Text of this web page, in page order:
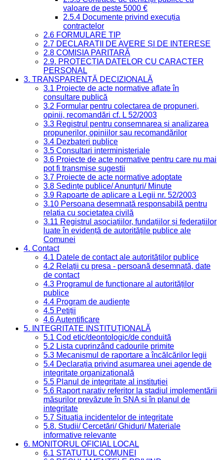
valoare de peste 5000 €
2.5.4 Documente privind execuția
contractelor
2.6 FORMULARE TIP
2.7 DECLARAȚII DE AVERE ȘI DE INTERESE
2.8 COMISIA PARITARĂ
2.9. PROTECȚIA DATELOR CU CARACTER
PERSONAL
3. TRANSPARENȚĂ DECIZIONALĂ
3.1 Proiecte de acte normative aflate în
consultare publică
3.2 Formular pentru colectarea de propuneri,
opinii, recomandări cf. L 52/2003
3.3 Registrul pentru consemnarea și analizarea
propunerilor, opiniilor sau recomandărilor
3.4 Dezbateri publice
3.5 Consultari interministeriale
3.6 Proiecte de acte normative pentru care nu mai
pot fi transmise sugestii
3.7 Proiecte de acte normative adoptate
3.8 Ședințe publice/ Anunțuri/ Minute
3.9 Rapoarte de aplicare a Legii nr. 52/2003
3.10 Persoana desemnată responsabilă pentru
relația cu societatea civilă
3.11 Registrul asociațiilor, fundațiilor și federațiilor
luate în evidență de autoritățile publice ale
Comunei
4. Contact
4.1 Datele de contact ale autorităților publice
4.2 Relații cu presa - persoană desemnată, date
de contact
4.3 Programul de funcționare al autorităților
publice
4.4 Program de audiențe
4.5 Petiții
4.6 Autentificare
5. INTEGRITATE INSTITUȚIONALĂ
5.1 Cod etic/deontologic/de conduită
5.2 Lista cuprinzând cadourile primite
5.3 Mecanismul de raportare a încălcărilor legii
5.4 Declarația privind asumarea unei agende de
integritate organizațională
5.5 Planul de integritate al instituției
5.6 Raport narativ referitor la stadiul implementării
măsurilor prevăzute în SNA și în planul de
integritate
5.7 Situația incidentelor de integritate
5.8. Studii/ Cercetări/ Ghiduri/ Materiale
informative relevante
6. MONITORUL OFICIAL LOCAL
6.1 STATUTUL COMUNEI